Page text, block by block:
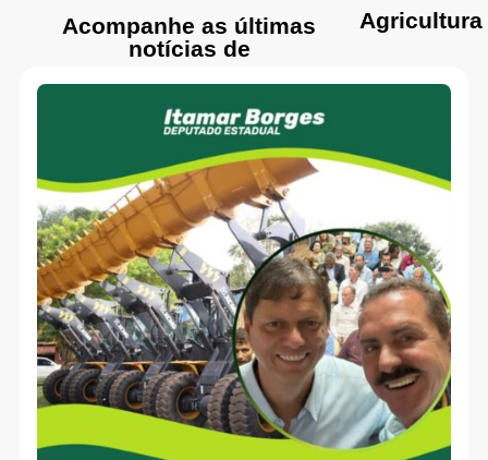
Acompanhe as últimas
notícias de
Agricultura